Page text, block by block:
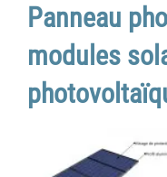
Panneau
modules